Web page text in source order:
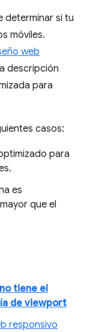
determinar si tu
móviles.
web
descripción
para
casos:
para
es
que el
tiene el
de viewport
responsivo